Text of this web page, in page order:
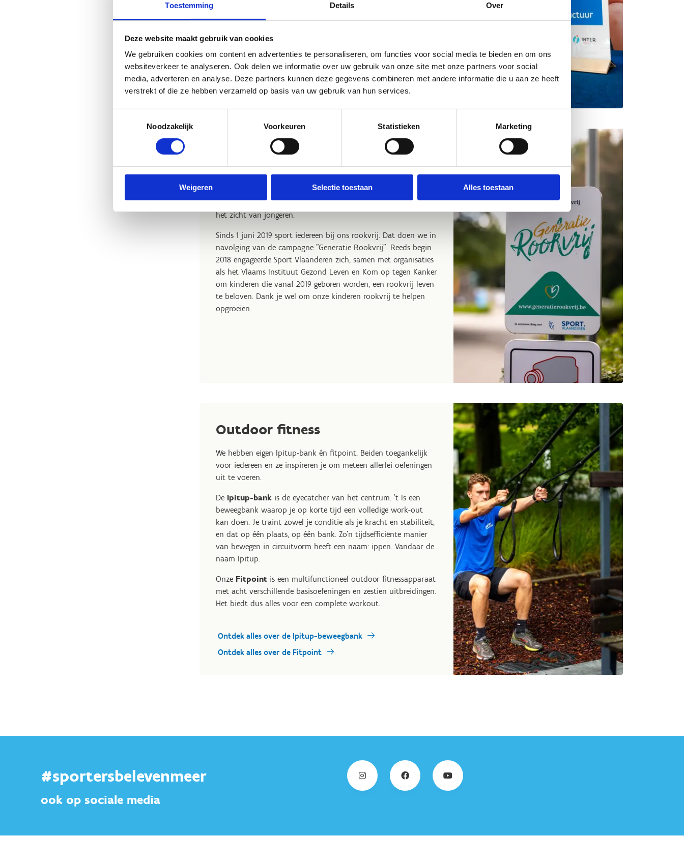
Toestemming Details Over
Deze website maakt gebruik van cookies
We gebruiken cookies om content en advertenties te personaliseren, om functies voor social media te bieden en om ons
websiteverkeer te analyseren. Ook delen we informatie over uw gebruik van onze site met onze partners voor social
media, adverteren en analyse. Deze partners kunnen deze gegevens combineren met andere informatie die u aan ze heeft
verstrekt of die ze hebben verzameld op basis van uw gebruik van hun services.
Noodzakelijk
Voorkeuren Statistieken Marketing
Weigeren Selectie toestaan Alles toestaan
sportinfrastructuur uit aan Sport Vlaanderen Brasschaat, een
state-of-the-art-G-sportcentrum waar alle sporters welkom zijn.
Ontdek meer over het label
Bekijk de reportage van ATV
Generatie rookvrij
Alle centra van Sport Vlaanderen zijn rookvrij. Het is verboden
in de gebouwen van het sportcentrum te roken. Er mag buiten
enkel gerookt worden op de aangeduide rookplaatsen en niet in
het zicht van jongeren.
Sinds 1 juni 2019 sport iedereen bij ons rookvrij. Dat doen we in
navolging van de campagne "Generatie Rookvrij". Reeds begin
2018 engageerde Sport Vlaanderen zich, samen met organisaties
als het Vlaams Instituut Gezond Leven en Kom op tegen Kanker
om kinderen die vanaf 2019 geboren worden, een rookvrij leven
te beloven. Dank je wel om onze kinderen rookvrij te helpen
opgroeien.
Outdoor fitness
We hebben eigen Ipitup-bank én fitpoint. Beiden toegankelijk
voor iedereen en ze inspireren je om meteen allerlei oefeningen
uit te voeren.
De Ipitup-bank is de eyecatcher van het centrum. 't Is een
beweegbank waarop je op korte tijd een volledige work-out
kan doen. Je traint zowel je conditie als je kracht en stabiliteit,
en dat op één plaats, op één bank. Zo'n tijdsefficiënte manier
van bewegen in circuitvorm heeft een naam: ippen. Vandaar de
naam Ipitup.
Onze Fitpoint is een multifunctioneel outdoor fitnessapparaat
met acht verschillende basisoefeningen en zestien uitbreidingen.
Het biedt dus alles voor een complete workout.
Ontdek alles over de Ipitup-beweegbank
Ontdek alles over de Fitpoint
#sportersbelevenmeer
ook op sociale media